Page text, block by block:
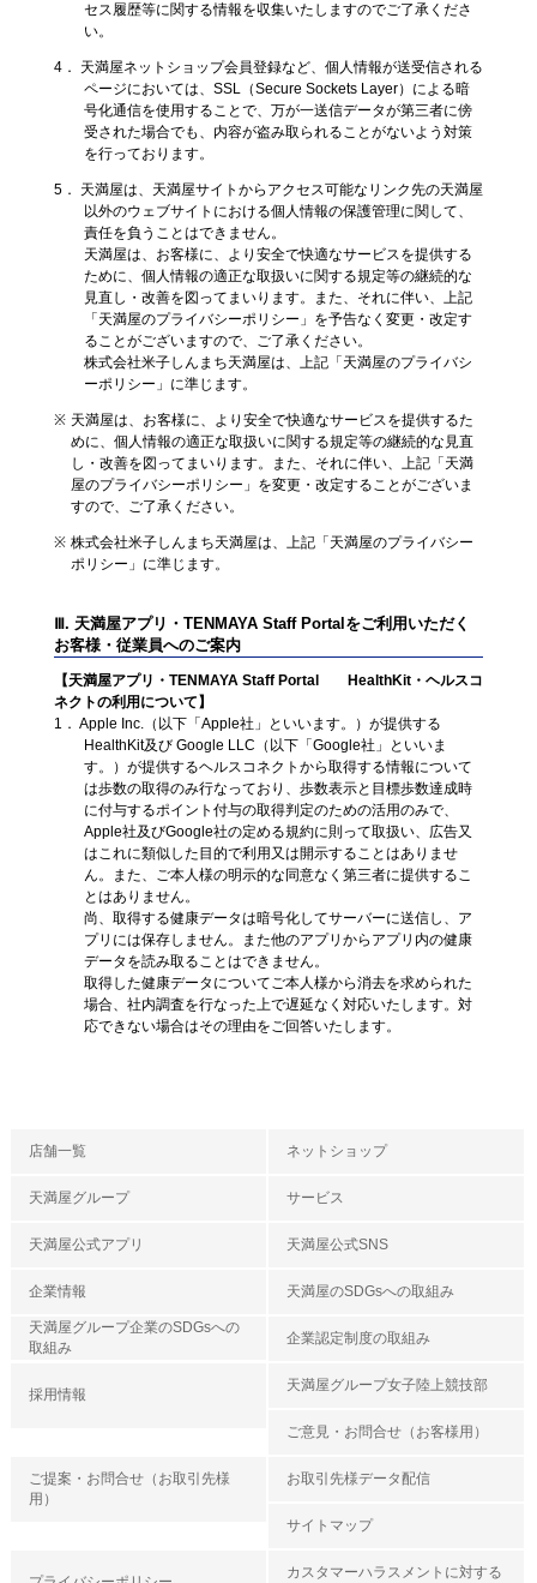
セス履歴等に関する情報を収集いたしますのでご了承くださ
い。
4． 天満屋ネットショップ会員登録など、個人情報が送受信される
ページにおいては、SSL（Secure Sockets Layer）による暗
号化通信を使用することで、万が一送信データが第三者に傍
受された場合でも、内容が盗み取られることがないよう対策
を行っております。
5． 天満屋は、天満屋サイトからアクセス可能なリンク先の天満屋
以外のウェブサイトにおける個人情報の保護管理に関して、
責任を負うことはできません。
天満屋は、お客様に、より安全で快適なサービスを提供する
ために、個人情報の適正な取扱いに関する規定等の継続的な
見直し・改善を図ってまいります。また、それに伴い、上記
「天満屋のプライバシーポリシー」を予告なく変更・改定す
ることがございますので、ご了承ください。
株式会社米子しんまち天満屋は、上記「天満屋のプライバシ
ーポリシー」に準じます。
天満屋は、お客様に、より安全で快適なサービスを提供するた
めに、個人情報の適正な取扱いに関する規定等の継続的な見直
し・改善を図ってまいります。また、それに伴い、上記「天満
屋のプライバシーポリシー」を変更・改定することがございま
すので、ご了承ください。
株式会社米子しんまち天満屋は、上記「天満屋のプライバシー
ポリシー」に準じます。
Ⅲ. 天満屋アプリ・TENMAYA Staff Portalをご利用いただく
お客様・従業員へのご案内
【天満屋アプリ・TENMAYA Staff Portal HealthKit・ヘルスコ
ネクトの利用について】
1． Apple Inc.（以下「Apple社」といいます。）が提供する
HealthKit及び Google LLC（以下「Google社」といいま
す。）が提供するヘルスコネクトから取得する情報について
は歩数の取得のみ行なっており、歩数表示と目標歩数達成時
に付与するポイント付与の取得判定のための活用のみで、
Apple社及びGoogle社の定める規約に則って取扱い、広告又
はこれに類似した目的で利用又は開示することはありませ
ん。また、ご本人様の明示的な同意なく第三者に提供するこ
とはありません。
尚、取得する健康データは暗号化してサーバーに送信し、ア
プリには保存しません。また他のアプリからアプリ内の健康
データを読み取ることはできません。
取得した健康データについてご本人様から消去を求められた
場合、社内調査を行なった上で遅延なく対応いたします。対
応できない場合はその理由をご回答いたします。
店舗一覧 ネットショップ
天満屋グループ サービス
天満屋公式アプリ 天満屋公式SNS
企業情報 天満屋のSDGsへの取組み
天満屋グループ企業のSDGsへの
取組み
企業認定制度の取組み
採用情報
天満屋グループ女子陸上競技部
ご意見・お問合せ（お客様用）
ご提案・お問合せ（お取引先様
用）
お取引先様データ配信
サイトマップ
カスタマーハラスメントに対する